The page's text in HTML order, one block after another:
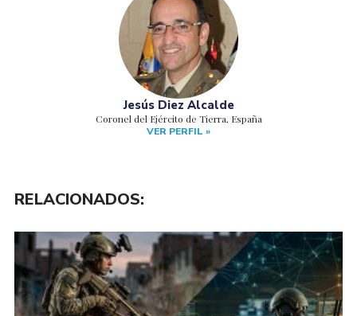
Jesús Diez Alcalde
Coronel del Ejército de Tierra, España
VER PERFIL »
RELACIONADOS: